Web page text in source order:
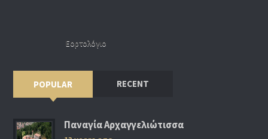
Εορτολόγιο
POPULAR RECENT
Παναγία Αρχαγγελιώτισσα